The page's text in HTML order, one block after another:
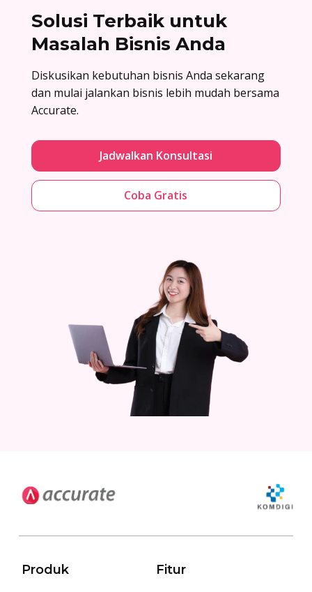
Solusi Terbaik untuk
Masalah Bisnis Anda
Diskusikan kebutuhan bisnis Anda sekarang
dan mulai jalankan bisnis lebih mudah bersama
Accurate.
Jadwalkan Konsultasi
Coba Gratis
Produk Fitur